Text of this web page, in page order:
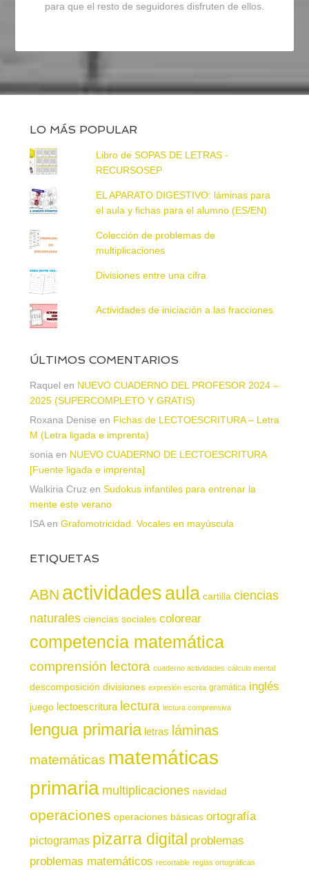
para que el resto de seguidores disfruten de ellos.
LO MÁS POPULAR
Libro de SOPAS DE LETRAS -
RECURSOSEP
EL APARATO DIGESTIVO: láminas para
el aula y fichas para el alumno (ES/EN)
Colección de problemas de
multiplicaciones
Divisiones entre una cifra
Actividades de iniciación a las fracciones
ÚLTIMOS COMENTARIOS
Raquel en NUEVO CUADERNO DEL PROFESOR 2024 –
2025 (SUPERCOMPLETO Y GRATIS)
Roxana Denise en Fichas de LECTOESCRITURA – Letra
M (Letra ligada e imprenta)
sonia en NUEVO CUADERNO DE LECTOESCRITURA
[Fuente ligada e imprenta]
Walkiria Cruz en Sudokus infantiles para entrenar la
mente este verano
ISAen Grafomotricidad. Vocales en mayúscula
ETIQUETAS
ABN actividadesaula cartilla ciencias
naturales ciencias sociales colorear
competencia matemática
comprensión lectora cuaderno actividades cálculo mental
descomposición divisiones expresión escrita gramática inglés
juego lectoescritura lectura lectura comprensiva
lengua primaria letras láminas
matemáticas matemáticas
primaria multiplicaciones navidad
operaciones operaciones básicas ortografía
pictogramas pizarra digital problemas
problemas matemáticos recortable reglas ortográficas